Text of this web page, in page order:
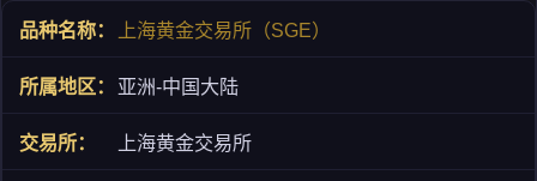
上海黄金交易所（SGE）
亚洲-中国大陆
上海黄金交易所